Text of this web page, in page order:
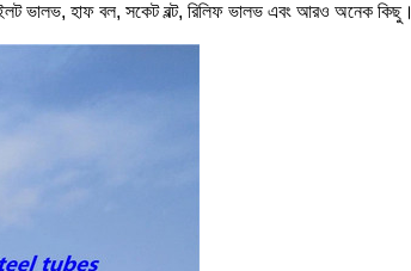
ভালভ, হাফ বল, সকেট বল্ট, রিলিফ ভালভ এবং আরও অনেক কিছু।